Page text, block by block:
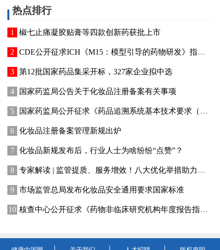
热点排行
椒七止痛凝胶贴膏等四款创新药获批上市
CDE公开征求ICH《M15：模型引导的药物研发》指导原则实施建议和中文翻译稿意见
第12批国家药品集采开标，327家企业拟中选
国家药监局公告关于化妆品注册备案有关事项
国家药监局公开征求《药品追溯系统基本技术要求（修订征求意见稿）》意见
化妆品注册备案管理新规出炉
化妆品新规发布后，行业人士为啥纷纷“点赞”？
专家解读 | 监管提质、服务增效！八大优化举措助力提升化妆品行业创新活力
市场监管总局发布化妆品安全通用要求国家标准
核查中心公开征求《药物非临床研究机构年度报告指南（征求意见稿）》意见